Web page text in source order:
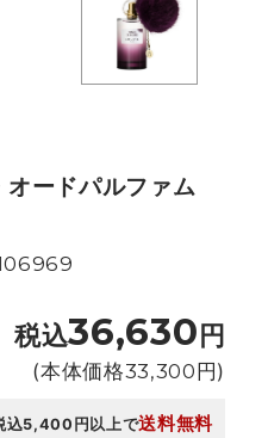
オードパルファム
税込36,630 円
(本体価格33,300円)
込5,400円以上で送料無料